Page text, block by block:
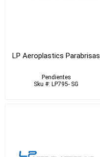
LP Aeroplastics Parabrisas
Pendientes
Sku #: LP795- SG